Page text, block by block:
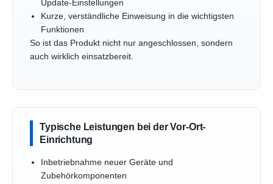
Update-Einstellungen
Kurze, verständliche Einweisung in die wichtigsten
Funktionen
So ist das Produkt nicht nur angeschlossen, sondern
auch wirklich einsatzbereit.
Typische Leistungen bei der Vor-Ort-
Einrichtung
Inbetriebnahme neuer Geräte und
Zubehörkomponenten